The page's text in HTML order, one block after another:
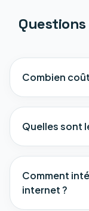
Combien
Quelles sont
Comment
internet ?